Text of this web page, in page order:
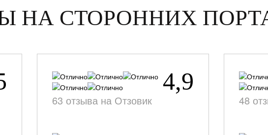
НА СТОРОННИХ
4,9
63 отзыва на Отзовик 48